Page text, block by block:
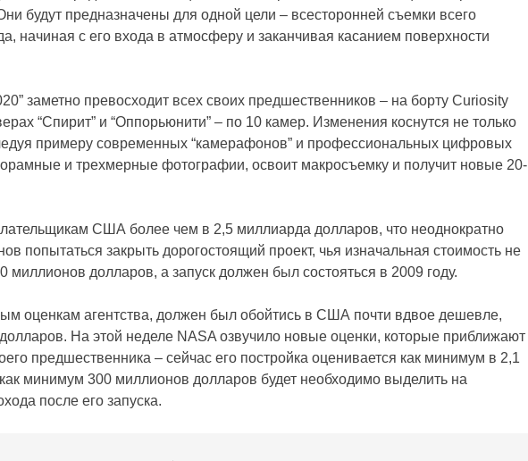
будут предназначены для одной цели – всесторонней съемки всего
начиная с его входа в атмосферу и заканчивая касанием поверхности
заметно превосходит всех своих предшественников – на борту Curiosity
“Спирит” и “Оппорьюнити” – по 10 камер. Изменения коснутся не только
примеру современных “камерафонов” и профессиональных цифровых
и трехмерные фотографии, освоит макросъемку и получит новые 20-
США более чем в 2,5 миллиарда долларов, что неоднократно
попытаться закрыть дорогостоящий проект, чья изначальная стоимость не
долларов, а запуск должен был состояться в 2009 году.
оценкам агентства, должен был обойтись в США почти вдвое дешевле,
На этой неделе NASA озвучило новые оценки, которые приближают
предшественника – сейчас его постройка оценивается как минимум в 2,1
минимум 300 миллионов долларов будет необходимо выделить на
после его запуска.